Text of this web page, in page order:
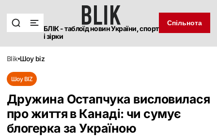
БЛІК - таблоїд новин України, спорт
і зірки
Спільнота
blik шоу biz
Шоу BIZ
Дружина Остапчука висловилася
про життя в Канаді: чи сумує
блогерка за Україною